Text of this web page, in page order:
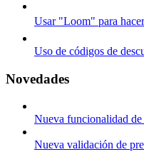
Usar "Loom" para
Uso de códigos de
Novedades
Nueva funcionalidad
Nueva validación de